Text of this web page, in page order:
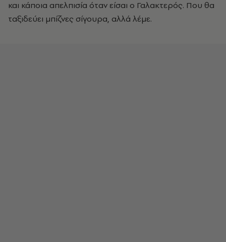
και κάποια απελπισία όταν είσαι ο Γαλακτερός. Που θα
ταξιδεύει μπίζνες σίγουρα, αλλά λέμε.